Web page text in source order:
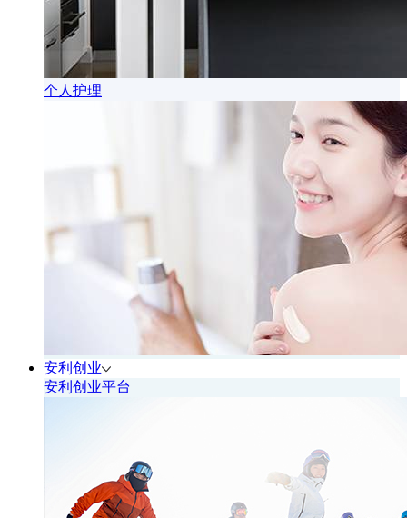
个人护理
安利创业
安利创业平台